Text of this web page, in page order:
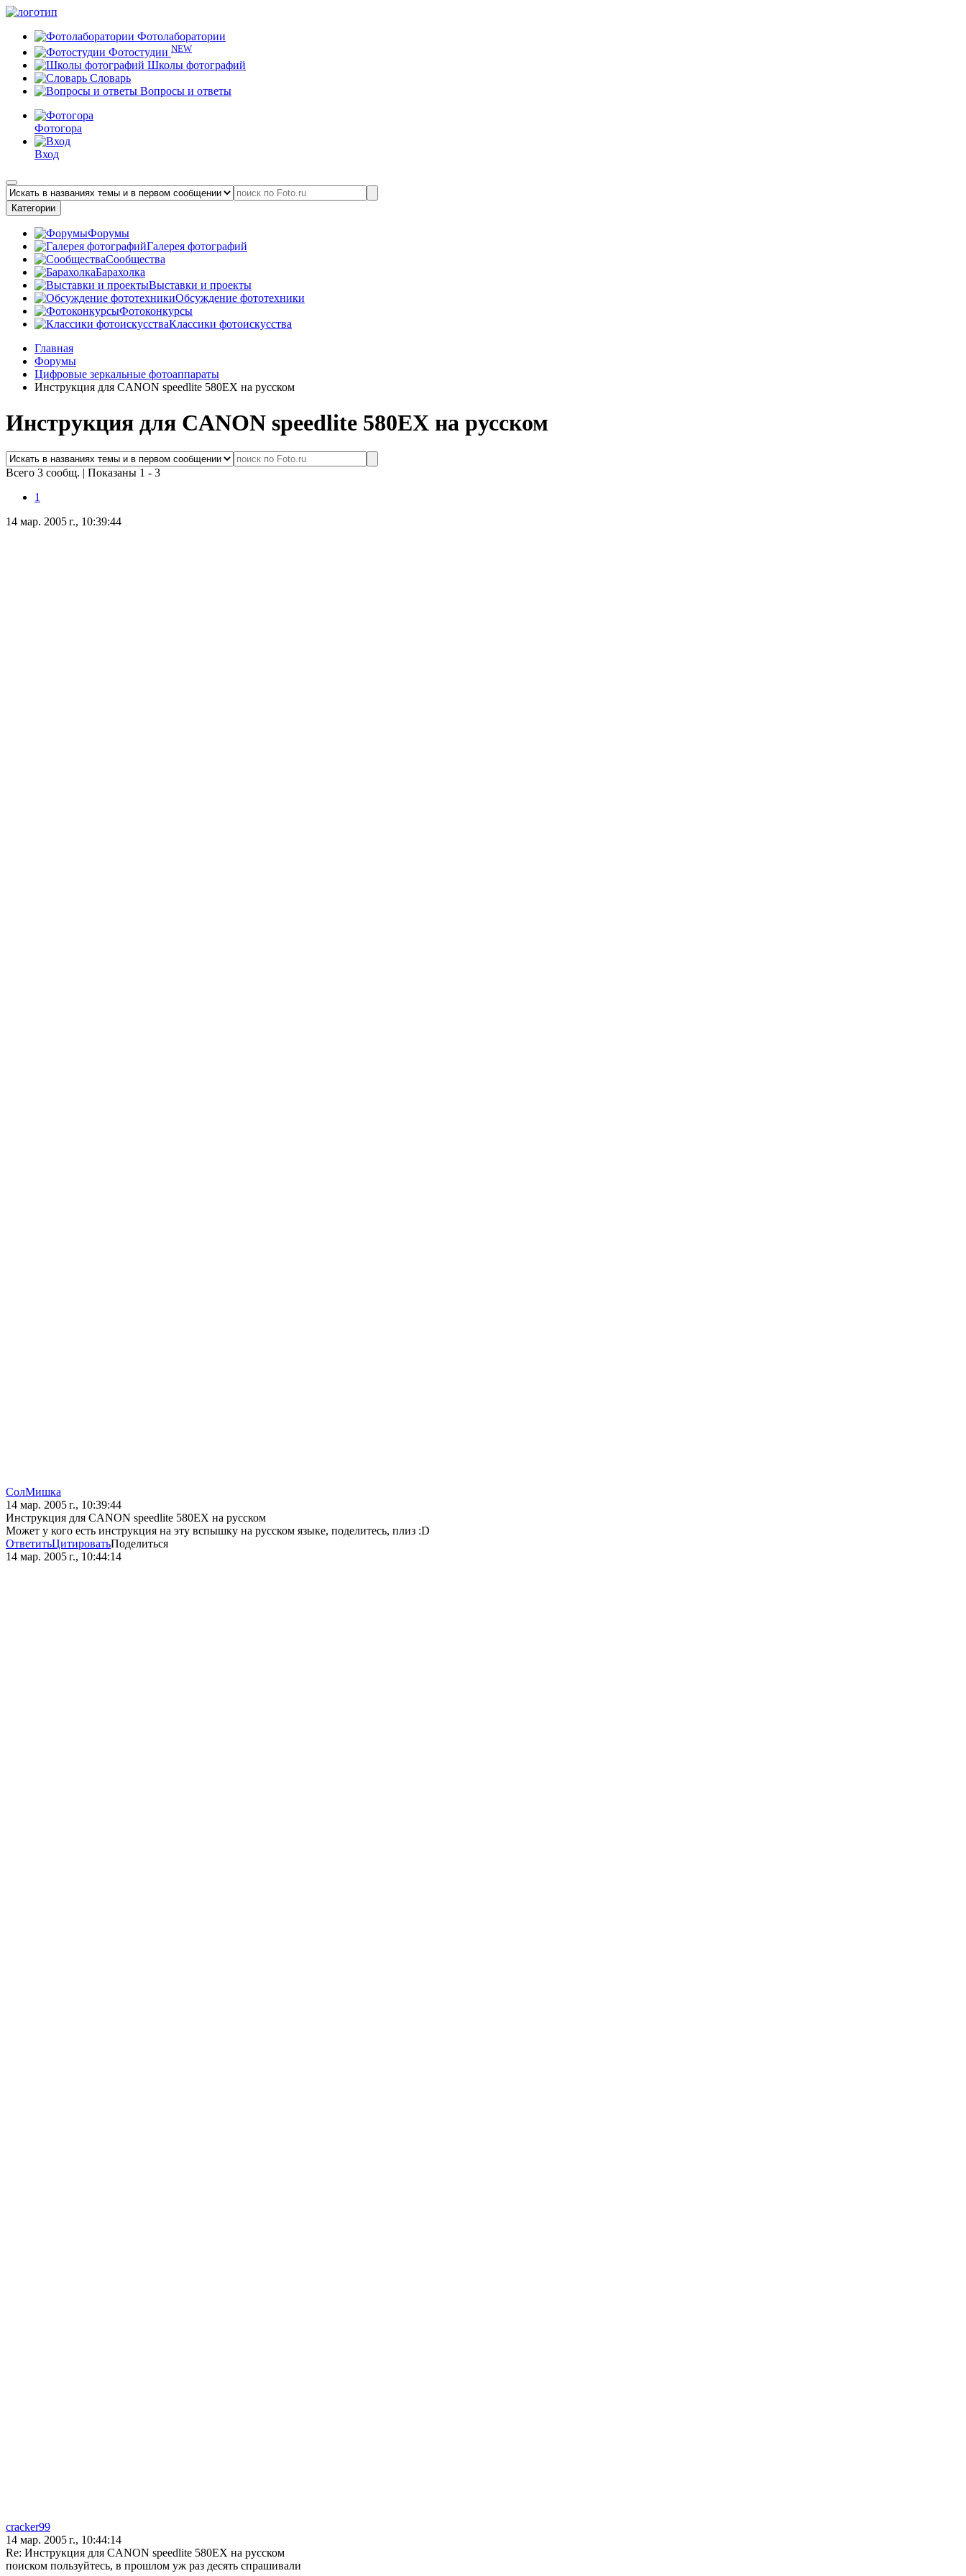
Фотолаборатории
Фотостудии NEW
Школы фотографий
Словарь
Вопросы и ответы
Фотогора
Вход
Категории
Форумы
Галерея фотографий
Сообщества
Барахолка
Выставки и проекты
Обсуждение фототехники
Фотоконкурсы
Классики фотоискусства
Главная
Форумы
Цифровые зеркальные фотоаппараты
Инструкция для CANON speedlite 580EX на русском
Инструкция для CANON speedlite 580EX на русском
Всего 3 сообщ. | Показаны 1 - 3
1
14 мар. 2005 г., 10:39:44
СолМишка
14 мар. 2005 г., 10:39:44
Инструкция для CANON speedlite 580EX на русском
Может у кого есть инструкция на эту вспышку на русском языке, поделитесь, плиз :D
ОтветитьЦитироватьПоделиться
14 мар. 2005 г., 10:44:14
cracker99
14 мар. 2005 г., 10:44:14
Re: Инструкция для CANON speedlite 580EX на русском
поиском пользуйтесь, в прошлом уж раз десять спрашивали